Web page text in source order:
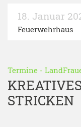
18. Januar
Feuerwehrhaus
Termine -
STRICKEN